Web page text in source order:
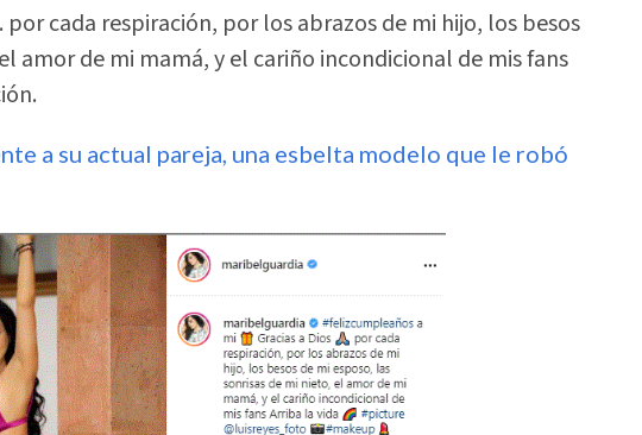
cada respiración, por los abrazos de mi hijo, los besos
amor de mi mamá, y el cariño incondicional de mis fans
a su actual pareja, una esbelta modelo que le robó